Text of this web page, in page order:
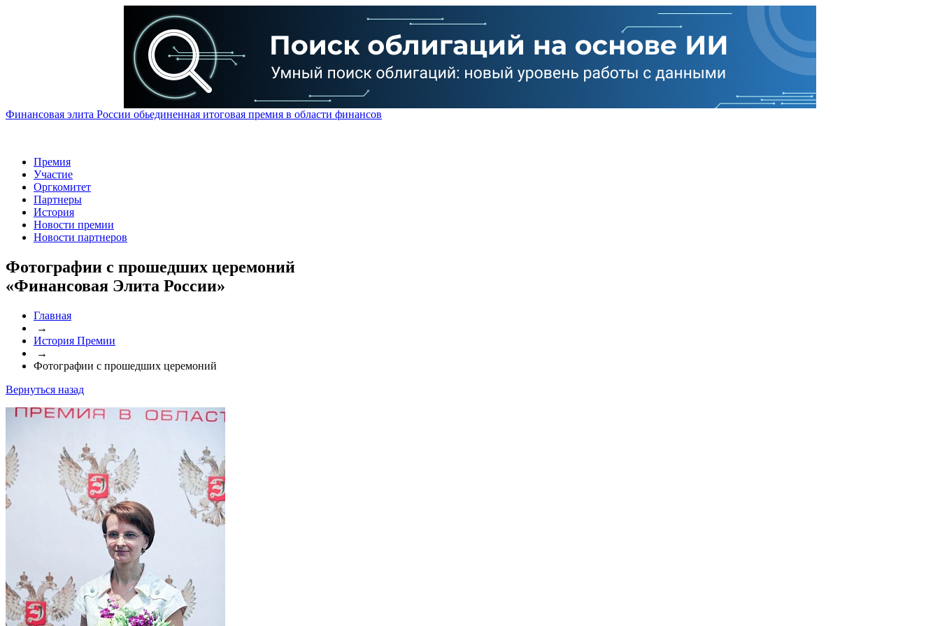
Финансовая элита России обьединенная итоговая премия в области финансов
Премия
Участие
Оргкомитет
Партнеры
История
Новости премии
Новости партнеров
Фотографии с прошедших церемоний
«Финансовая Элита России»
Главная
→
История Премии
→
Фотографии с прошедших церемоний
Вернуться назад